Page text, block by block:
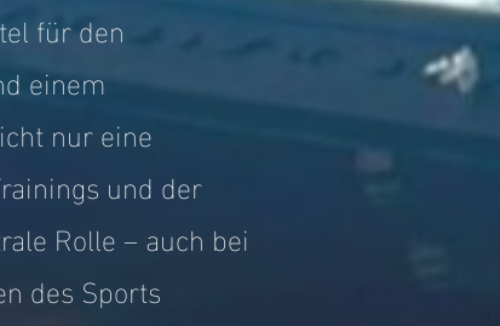
für den
einem
nur eine
und der
Rolle – auch bei
des Sports